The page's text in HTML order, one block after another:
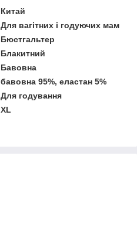
Китай
Для вагітних і годуючих мам
Бюстгальтер
Блакитний
Бавовна
бавовна 95%, еластан 5%
Для годування
XL